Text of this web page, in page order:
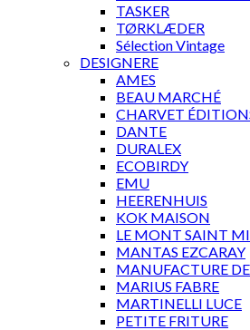
TASKER
TØRKLÆDER
Sélection Vintage
DESIGNERE
AMES
BEAU MARCHÉ
CHARVET
DANTE
DURALEX
ECOBIRDY
EMU
HEERENHUIS
KOK MAISON
LE MONT SAINT
MANTAS EZCARAY
MANUFACTURE
MARIUS FABRE
MARTINELLI LUCE
PETITE FRITURE